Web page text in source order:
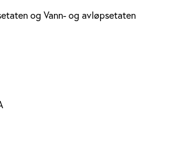
og Vann- og avløpsetaten